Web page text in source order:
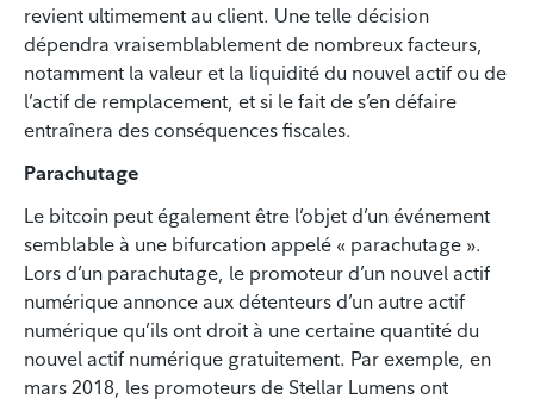
revient ultimement au client. Une telle décision
dépendra vraisemblablement de nombreux facteurs,
notamment la valeur et la liquidité du nouvel actif ou de
l’actif de remplacement, et si le fait de s’en défaire
entraînera des conséquences fiscales.
Parachutage
Le bitcoin peut également être l’objet d’un événement
semblable à une bifurcation appelé « parachutage ».
Lors d’un parachutage, le promoteur d’un nouvel actif
numérique annonce aux détenteurs d’un autre actif
numérique qu’ils ont droit à une certaine quantité du
nouvel actif numérique gratuitement. Par exemple, en
mars 2018, les promoteurs de Stellar Lumens ont